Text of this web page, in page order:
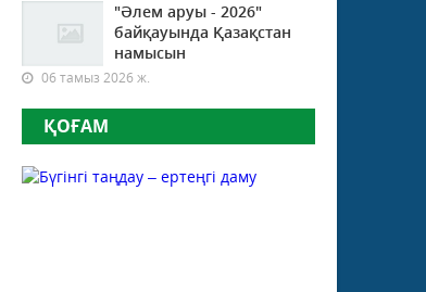
"Әлем аруы - 2026"
байқауында Қазақстан
намысын
06 тамыз 2026 ж.
ҚОҒАМ